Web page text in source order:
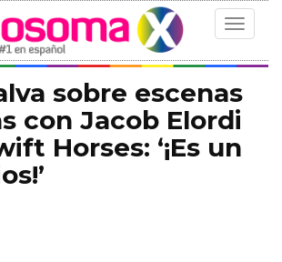
Toggle
sobre escenas
con Jacob Elordi
Horses: ‘¡Es un